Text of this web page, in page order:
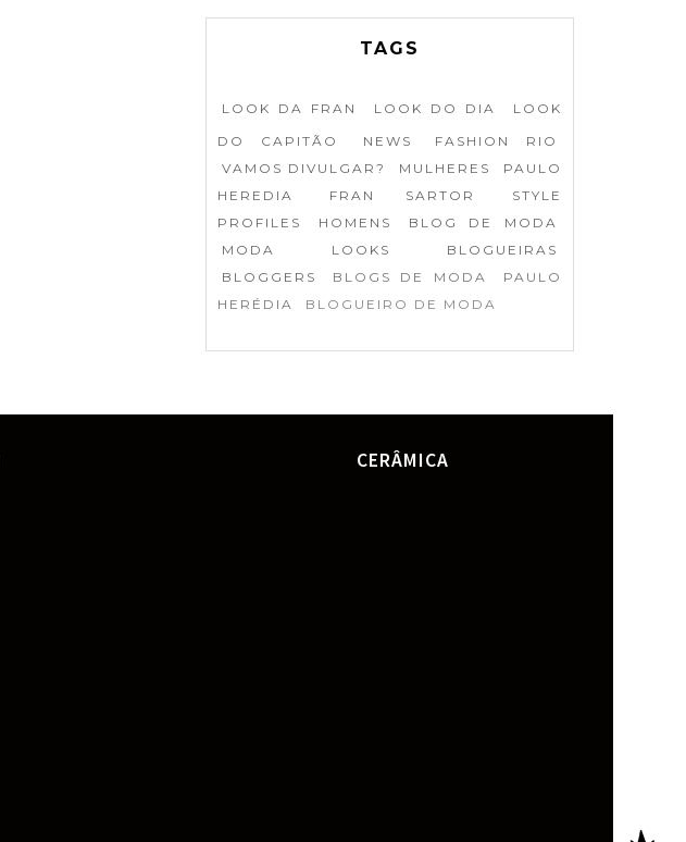
TAGS
LOOK DA FRAN LOOK DO DIA
LOOK
DO CAPITÃO
NEWS
FASHION RIO
VAMOS DIVULGAR?
MULHERES
PAULO
HEREDIA
FRAN SARTOR
STYLE
PROFILES
HOMENS
BLOG DE MODA
MODA
LOOKS
BLOGUEIRAS
BLOGGERS
BLOGS DE MODA
PAULO
HERÉDIA
BLOGUEIRO DE MODA
CERÂMICA